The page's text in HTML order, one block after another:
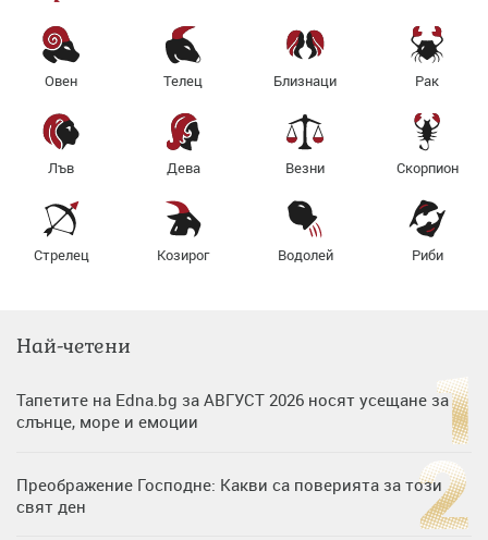
Овен Телец Близнаци Рак
Лъв Дева Везни Скорпион
Стрелец Козирог Водолей Риби
Най-четени
Тапетите на Edna.bg за АВГУСТ 2026 носят усещане за
слънце, море и емоции
Преображение Господне: Какви са поверията за този
свят ден